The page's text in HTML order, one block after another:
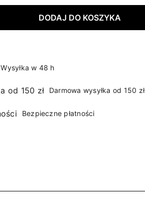
DODAJ DO KOSZYKA
Wysyłka w 48 h
Darmowa wysyłka od 150 zł
Bezpieczne płatności